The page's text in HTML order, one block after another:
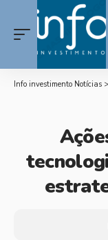
Info investimento Notícias >